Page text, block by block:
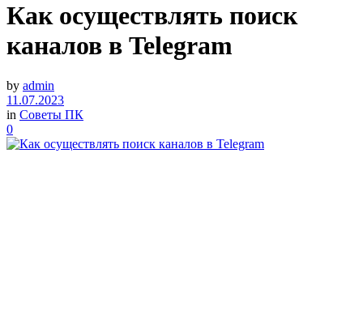
Как осуществлять поиск
каналов в Telegram
by admin
11.07.2023
in Советы ПК
0